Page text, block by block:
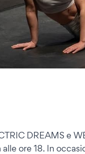
DREAMS e
ore 18. In